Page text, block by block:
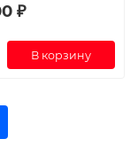
₽
В корзину